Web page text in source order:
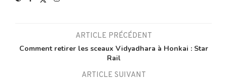
ARTICLE PRÉCÉDENT
Comment retirer les sceaux Vidyadhara à Honkai : Star
Rail
ARTICLE SUIVANT